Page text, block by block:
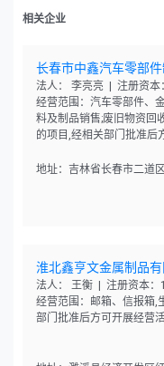
相关企业
长春市中鑫汽车零部
法人： 李亮亮 | 注册资本
经营范围：汽车零部件、
料及制品销售;废旧物资回
的项目,经相关部门批准后
地址：吉林省长春市二道
淮北鑫亨文金属制品有
法人： 王衡 | 注册资本：
经营范围：邮箱、信报箱,
部门批准后方可开展经营活